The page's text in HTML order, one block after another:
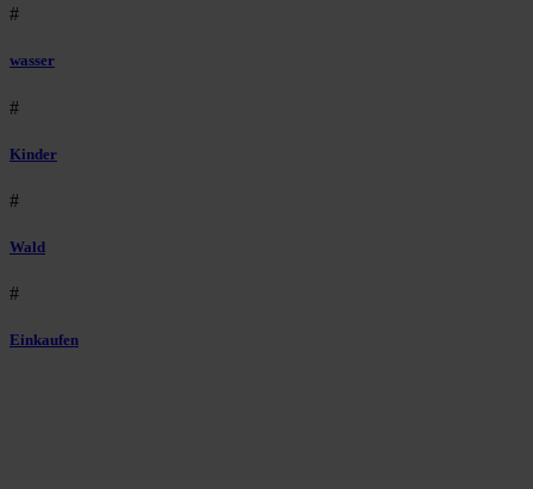
#
wasser
#
Kinder
#
Wald
#
Einkaufen